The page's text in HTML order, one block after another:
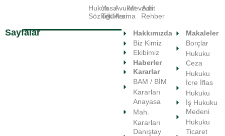
Hukuk
Sözlüğü
Yasa
Teklifleri
Avukat
Arama
Mevzuat
Adli
Rehber
Sayfalar
Hakkımızda
Biz Kimiz
Ekibimiz
Haberler
Kararlar
BAM / BİM
Kararları
Anayasa
Mah.
Kararları
Danıştay
Makaleler
Borçlar
Hukuku
Ceza
Hukuku
İcre İflas
Hukuku
İş Hukuku
Medeni
Hukuku
Ticaret